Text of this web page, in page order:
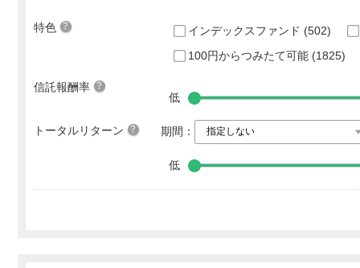
特色 インデックスファンド (502)
100円からつみたて可能 (1825)
信託報酬率
低
トータルリターン 期間：
低